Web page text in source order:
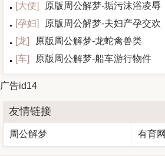
[大便]
原版周公解梦-垢污沫浴凌辱
[孕妇]
原版周公解梦-夫妇产孕交欢
[龙]
原版周公解梦-龙蛇禽兽类
[车] 原版周公解梦-船车游行物件
广告id14
友情链接
周公解梦 有育网